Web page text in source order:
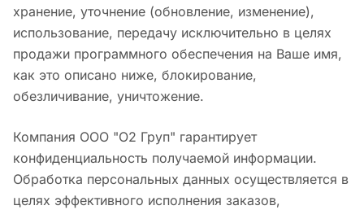
хранение, уточнение (обновление, изменение),
использование, передачу исключительно в целях
продажи программного обеспечения на Ваше имя,
как это описано ниже, блокирование,
обезличивание, уничтожение.
Компания ООО "О2 Груп" гарантирует
конфиденциальность получаемой информации.
Обработка персональных данных осуществляется в
целях эффективного исполнения заказов,